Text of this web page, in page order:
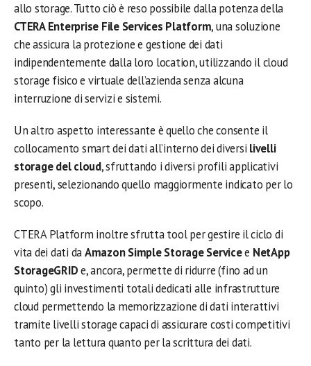
allo storage. Tutto ciò è reso possibile dalla potenza della
CTERA Enterprise File Services Platform, una soluzione
che assicura la protezione e gestione dei dati
indipendentemente dalla loro location, utilizzando il cloud
storage fisico e virtuale dell’azienda senza alcuna
interruzione di servizi e sistemi.
Un altro aspetto interessante è quello che consente il
collocamento smart dei dati all’interno dei diversi livelli
storage del cloud, sfruttando i diversi profili applicativi
presenti, selezionando quello maggiormente indicato per lo
scopo.
CTERA Platform inoltre sfrutta tool per gestire il ciclo di
vita dei dati daAmazon Simple Storage Servicee NetApp
StorageGRIDe, ancora, permette di ridurre (fino ad un
quinto) gli investimenti totali dedicati alle infrastrutture
cloud permettendo la memorizzazione di dati interattivi
tramite livelli storage capaci di assicurare costi competitivi
tanto per la lettura quanto per la scrittura dei dati.